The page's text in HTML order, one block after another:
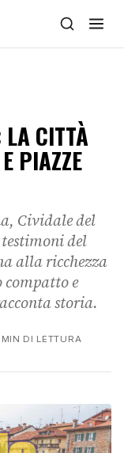
CITTÀ
PIAZZE
Cividale del
del
alla ricchezza
compatto e
storia.
DI LETTURA